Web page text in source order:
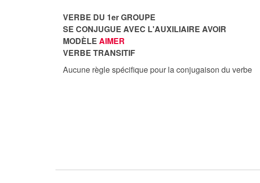
VERBE DU 1er GROUPE
SE CONJUGUE AVEC L'AUXILIAIRE AVOIR
MODÈLE AIMER
VERBE TRANSITIF
Aucune règle spécifique pour la conjugaison du verbe